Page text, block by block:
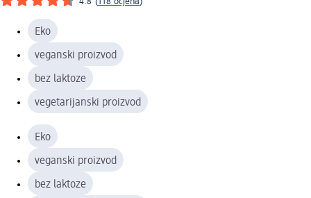
Eko
veganski proizvod
bez laktoze
vegetarijanski proizvod
Eko
veganski proizvod
bez laktoze